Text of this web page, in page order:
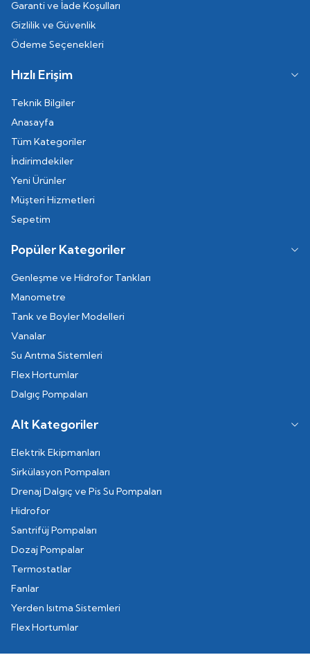
Garanti ve İade Koşulları
Gizlilik ve Güvenlik
Ödeme Seçenekleri
Hızlı Erişim
Teknik Bilgiler
Anasayfa
Tüm Kategoriler
İndirimdekiler
Yeni Ürünler
Müşteri Hizmetleri
Sepetim
Popüler Kategoriler
Genleşme ve Hidrofor Tankları
Manometre
Tank ve Boyler Modelleri
Vanalar
Su Arıtma Sistemleri
Flex Hortumlar
Dalgıç Pompaları
Alt Kategoriler
Elektrik Ekipmanları
Sirkülasyon Pompaları
Drenaj Dalgıç ve Pis Su Pompaları
Hidrofor
Santrifüj Pompaları
Dozaj Pompalar
Termostatlar
Fanlar
Yerden Isıtma Sistemleri
Flex Hortumlar